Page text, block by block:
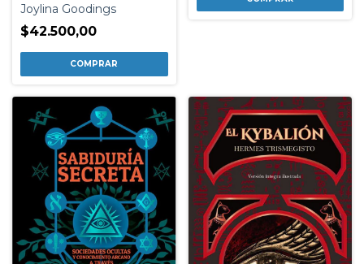
Joylina Goodings
$42.500,00